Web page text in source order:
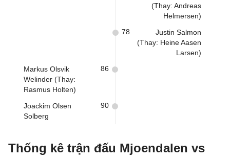
(Thay: Andreas
Helmersen)
Justin Salmon
(Thay: Heine Aasen
Larsen)
78
Markus Olsvik
Welinder (Thay:
Rasmus Holten)
86
Joackim Olsen
Solberg
90
Thống kê trận đấu Mjoendalen vs